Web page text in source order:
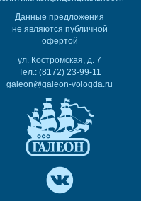
Данные предложения
не являются публичной
офертой
ул. Костромская, д. 7
Тел.: (8172) 23-99-11
galeon@galeon-vologda.ru